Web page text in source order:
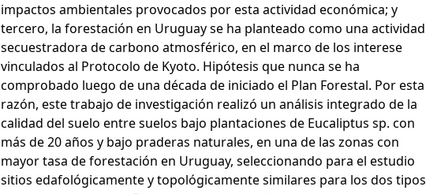
impactos ambientales provocados por esta actividad económica; y
tercero, la forestación en Uruguay se ha planteado como una actividad
secuestradora de carbono atmosférico, en el marco de los interese
vinculados al Protocolo de Kyoto. Hipótesis que nunca se ha
comprobado luego de una década de iniciado el Plan Forestal. Por esta
razón, este trabajo de investigación realizó un análisis integrado de la
calidad del suelo entre suelos bajo plantaciones de Eucaliptus sp. con
más de 20 años y bajo praderas naturales, en una de las zonas con
mayor tasa de forestación en Uruguay, seleccionando para el estudio
sitios edafológicamente y topológicamente similares para los dos tipos